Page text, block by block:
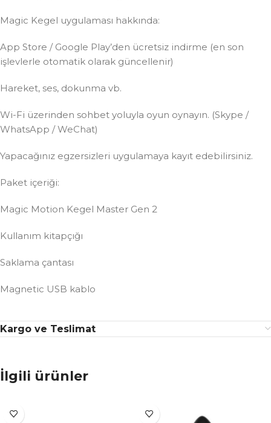
Magic Kegel uygulaması hakkında:
App Store / Google Play’den ücretsiz indirme (en son
işlevlerle otomatik olarak güncellenir)
Hareket, ses, dokunma vb.
Wi-Fi üzerinden sohbet yoluyla oyun oynayın. (Skype /
WhatsApp / WeChat)
Yapacağınız egzersizleri uygulamaya kayıt edebilirsiniz.
Paket içeriği:
Magic Motion Kegel Master Gen 2
Kullanım kitapçığı
Saklama çantası
Magnetic USB kablo
Kargo ve Teslimat
İlgili ürünler